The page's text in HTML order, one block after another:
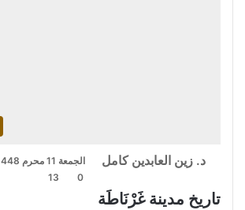
د. زين العابدين كامل
الجمعة 11 محرم 1448هـ 26-6-2026م
0
13
تاريخ مدينة غَرْنَاطَة